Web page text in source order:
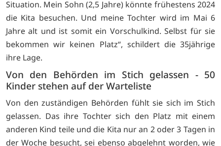
Situation. Mein Sohn (2,5 Jahre) könnte frühestens 2024
die Kita besuchen. Und meine Tochter wird im Mai 6
Jahre alt und ist somit ein Vorschulkind. Selbst für sie
bekommen wir keinen Platz“, schildert die 35jährige
ihre Lage.
Von den Behörden im Stich gelassen - 50
Kinder stehen auf der Warteliste
Von den zuständigen Behörden fühlt sie sich im Stich
gelassen. Das ihre Tochter sich den Platz mit einem
anderen Kind teile und die Kita nur an 2 oder 3 Tagen in
der Woche besucht, sei ebenso abgelehnt worden, wie